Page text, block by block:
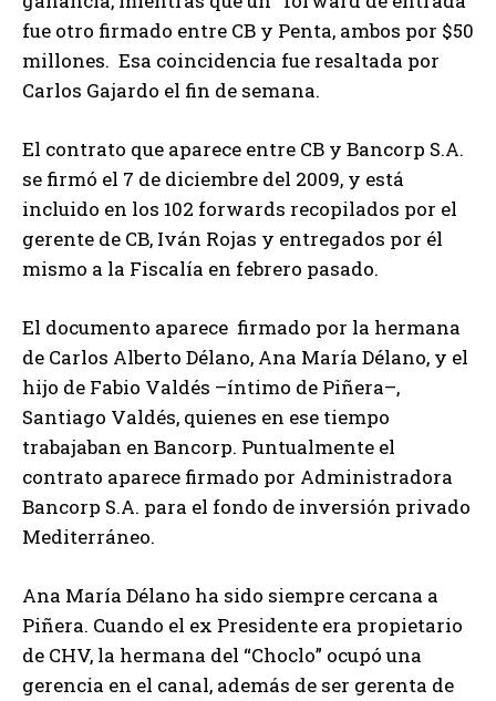
fue otro firmado entre CB y Penta, ambos por $50
millones. Esa coincidencia fue resaltada por
Carlos Gajardo el fin de semana.
El contrato que aparece entre CB y Bancorp S.A.
se firmó el 7 de diciembre del 2009, y está
incluido en los 102 forwards recopilados por el
gerente de CB, Iván Rojas y entregados por él
mismo a la Fiscalía en febrero pasado.
El documento aparece firmado por la hermana
de Carlos Alberto Délano, Ana María Délano, y el
hijo de Fabio Valdés –íntimo de Piñera–,
Santiago Valdés, quienes en ese tiempo
trabajaban en Bancorp. Puntualmente el
contrato aparece firmado por Administradora
Bancorp S.A. para el fondo de inversión privado
Mediterráneo.
Ana María Délano ha sido siempre cercana a
Piñera. Cuando el ex Presidente era propietario
de CHV, la hermana del “Choclo” ocupó una
gerencia en el canal, además de ser gerenta de